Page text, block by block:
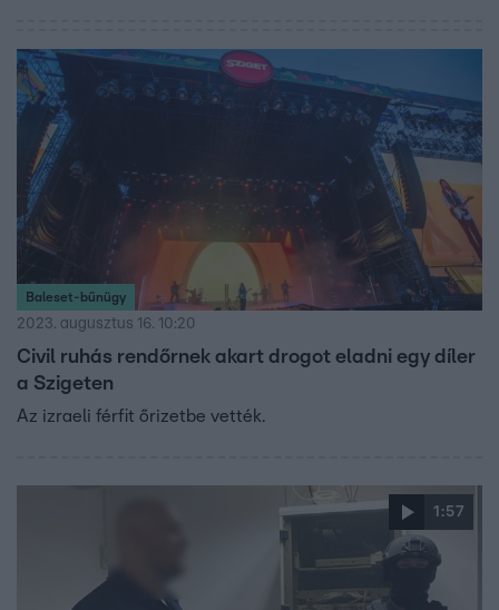
Baleset-bűnügy
2023. augusztus 16. 10:20
Civil ruhás rendőrnek akart drogot eladni egy díler
a Szigeten
Az izraeli férfit őrizetbe vették.
1:57